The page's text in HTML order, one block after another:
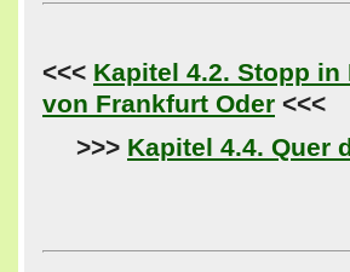
<<< Kapitel 4.2. Stopp
von Frankfurt Oder <<<
>>> Kapitel 4.4. Quer